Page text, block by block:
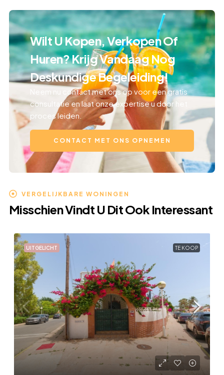
Wilt U Kopen, Verkopen Of
Huren? Krijg Vandaag Nog
Deskundige Begeleiding!
Neem nu contact met ons op voor een gratis
consultatie en laat onze expertise u door het
proces leiden.
CONTACT MET ONS OPNEMEN
VERGELIJKBARE WONINGEN
Misschien Vindt U Dit Ook Interessant
UITGELICHT TE KOOP